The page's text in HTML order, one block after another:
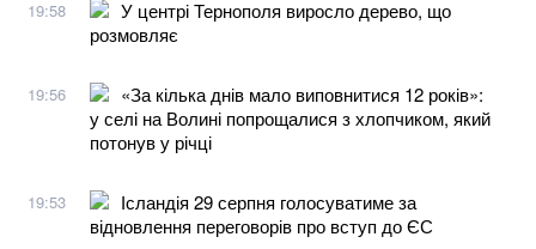
19:58
У центрі Тернополя виросло дерево, що
розмовляє
19:56
«За кілька днів мало виповнитися 12 років»:
у селі на Волині попрощалися з хлопчиком, який
потонув у річці
19:53
Ісландія 29 серпня голосуватиме за
відновлення переговорів про вступ до ЄС